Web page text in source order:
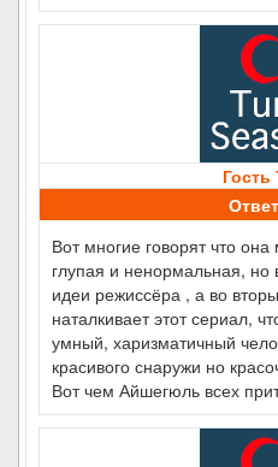
Гость
Вот многие говорят что
глупая и ненормальная, но
идеи режиссёра , а во
наталкивает этот сериал,
умный, харизматичный
красивого снаружи но
Вот чем Айшегюль всех